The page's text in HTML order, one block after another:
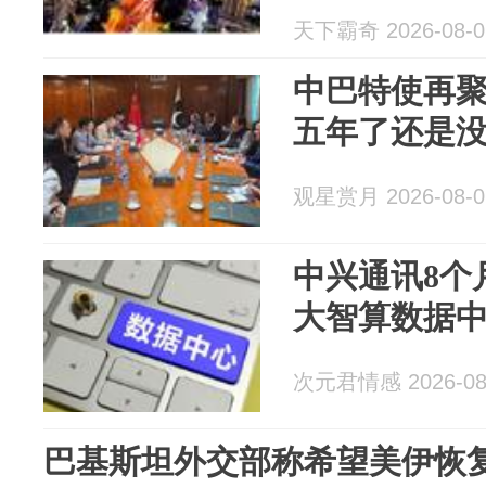
天下霸奇 2026-08-
中巴特使再
五年了还是
观星赏月 2026-08-
中兴通讯8个
大智算数据
次元君情感 2026-
巴基斯坦外交部称希望美伊恢